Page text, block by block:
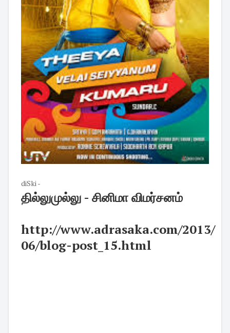
diSki -
தில்லுமுல்லு - சினிமா விமர்சனம்
http://www.adrasaka.com/2013/
06/blog-post_15.html